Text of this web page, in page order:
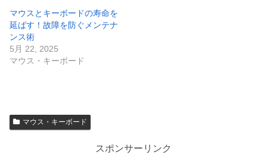
マウスとキーボードの寿命を
延ばす！故障を防ぐメンテナ
ンス術
5月 22, 2025
マウス・キーボード
マウス・キーボード
スポンサーリンク